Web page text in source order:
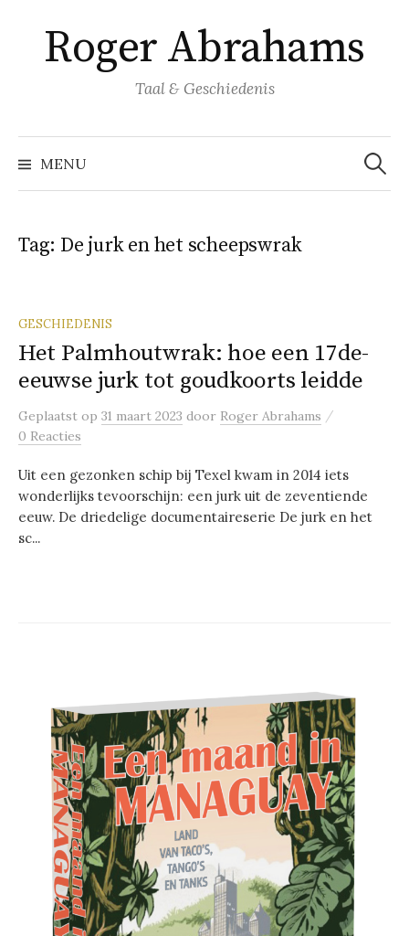
inhoud
springen
Roger Abrahams
Taal & Geschiedenis
MENU
Zoeken
naar:
Tag: De jurk en het scheepswrak
GESCHIEDENIS
Het Palmhoutwrak: hoe een 17de-
eeuwse jurk tot goudkoorts leidde
Geplaatst op 31 maart 2023 door Roger Abrahams /
0 Reacties
Uit een gezonken schip bij Texel kwam in 2014 iets
wonderlijks tevoorschijn: een jurk uit de zeventiende
eeuw. De driedelige documentaireserie De jurk en het
sc...